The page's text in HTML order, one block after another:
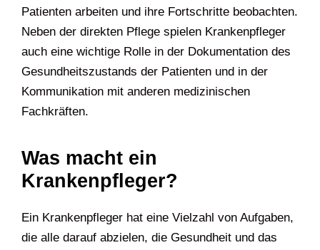
Patienten arbeiten und ihre Fortschritte beobachten.
Neben der direkten Pflege spielen Krankenpfleger
auch eine wichtige Rolle in der Dokumentation des
Gesundheitszustands der Patienten und in der
Kommunikation mit anderen medizinischen
Fachkräften.
Was macht ein
Krankenpfleger?
Ein Krankenpfleger hat eine Vielzahl von Aufgaben,
die alle darauf abzielen, die Gesundheit und das